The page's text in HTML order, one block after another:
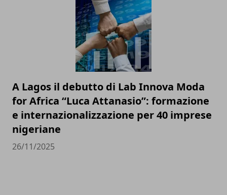
A Lagos il debutto di Lab Innova Moda
for Africa “Luca Attanasio”: formazione
e internazionalizzazione per 40 imprese
nigeriane
26/11/2025